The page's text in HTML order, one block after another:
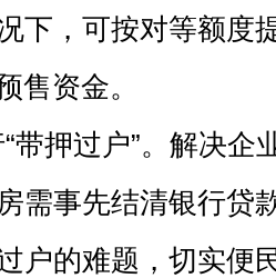
下，可按对等额度
售资金。
带押过户”。解决企
需事先结清银行贷
户的难题，切实便